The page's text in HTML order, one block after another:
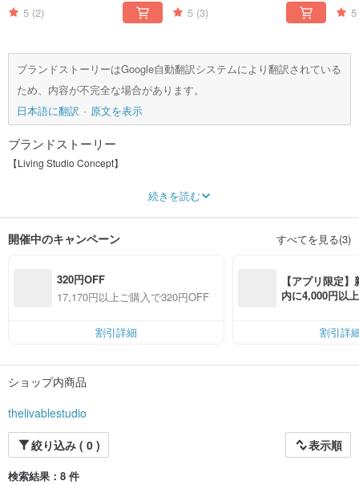
5 (2) 5 (3) 5
ブランドストーリーはGoogle自動翻訳システムにより翻訳されている
ため、内容が不完全な場合があります。
日本語に翻訳
原文を表示
ブランドストーリー
【Living Studio Concept】
"Habitability is the shelter of creators, just like art embraces human existence."
Hope that everyone who thinks they are lacking can still be a producer
Retrieve the order of consciousness through hard work and spirit
Or, let the rich bring energy to us
moment in the most bustling places.
⋄ Firm Name｜Ke Habitable Media Research Studio
続きを読む
開催中のキャンペーン すべてを見る(3)
320円OFF
17,170円以上ご購入で320円OFF
割引詳細
【アプリ限定
内に4,000円以
割引詳
ショップ内商品
thelivablestudio
絞り込み ( 0 )
表示順
検索結果：8 件